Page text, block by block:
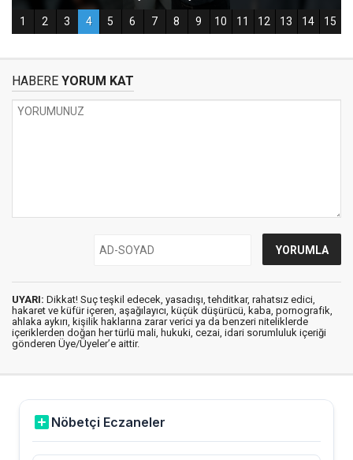
HABERE YORUM KAT
UYARI: Dikkat! Suç teşkil edecek, yasadışı, tehditkar, rahatsız edici,
hakaret ve küfür içeren, aşağılayıcı, küçük düşürücü, kaba, pornografik,
ahlaka aykırı, kişilik haklarına zarar verici ya da benzeri niteliklerde
içeriklerden doğan her türlü mali, hukuki, cezai, idari sorumluluk içeriği
gönderen Üye/Üyeler’e aittir.